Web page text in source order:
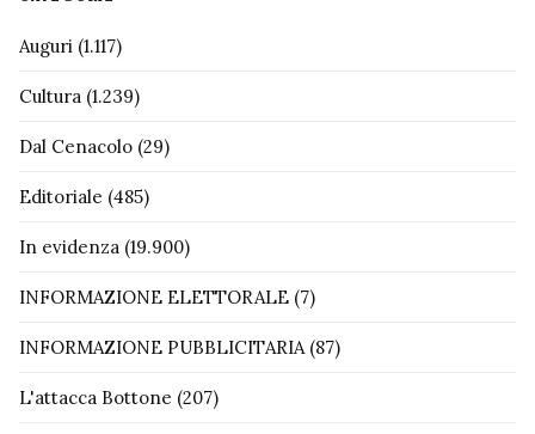
Auguri (1.117)
Cultura (1.239)
Dal Cenacolo (29)
Editoriale (485)
In evidenza (19.900)
INFORMAZIONE ELETTORALE (7)
INFORMAZIONE PUBBLICITARIA(87)
L'attacca Bottone (207)